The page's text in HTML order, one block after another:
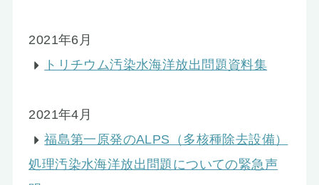
2021年6月
トリチウム汚染水海洋放出問題資料集
2021年4月
福島第一原発のALPS（多核種除去設備）
処理汚染水海洋放出問題についての緊急声